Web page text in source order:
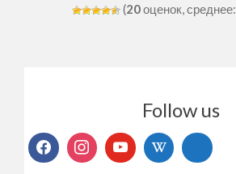
(20оценок, среднее:
Follow us